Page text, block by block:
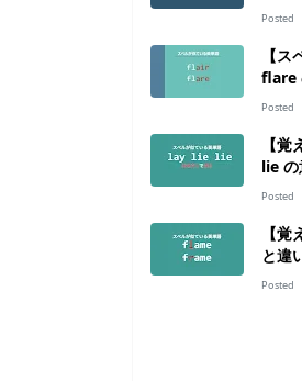
Posted
【
flare
Posted
【
lie の
Posted
【
と違
Posted